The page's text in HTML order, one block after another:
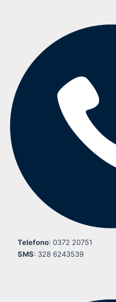
Telefono: 0372 20751
SMS: 328 6243539